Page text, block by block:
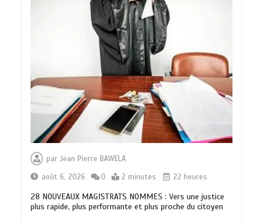
parJean Pierre BAWELA
août 6, 2026
0 2 minutes 22 heures
28 NOUVEAUX MAGISTRATS NOMMES : Vers une justice
plus rapide, plus performante et plus proche du citoyen